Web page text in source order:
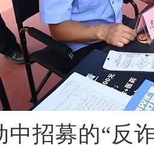
中招募的“反